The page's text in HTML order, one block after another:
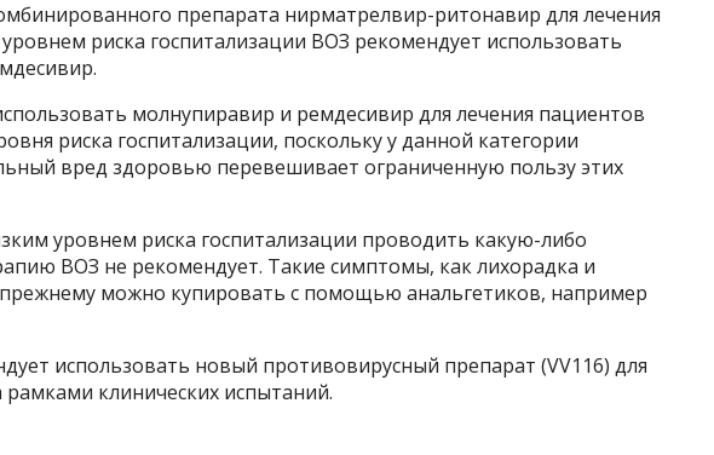
препарата нирматрелвир-ритонавир для лечения
риска госпитализации ВОЗ рекомендует использовать
молнупиравир и ремдесивир для лечения пациентов
риска госпитализации, поскольку у данной категории
вред здоровью перевешивает ограниченную пользу этих
уровнем риска госпитализации проводить какую-либо
ВОЗ не рекомендует. Такие симптомы, как лихорадка и
можно купировать с помощью анальгетиков, например
использовать новый противовирусный препарат (VV116) для
клинических испытаний.